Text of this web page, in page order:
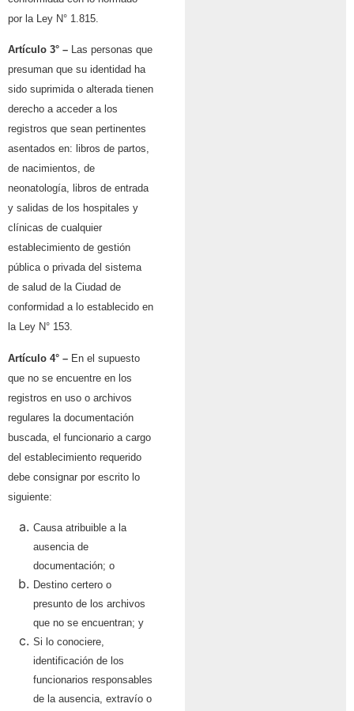
por la Ley N° 1.815.
Artículo 3° – Las personas que
presuman que su identidad ha
sido suprimida o alterada tienen
derecho a acceder a los
registros que sean pertinentes
asentados en: libros de partos,
de nacimientos, de
neonatología, libros de entrada
y salidas de los hospitales y
clínicas de cualquier
establecimiento de gestión
pública o privada del sistema
de salud de la Ciudad de
conformidad a lo establecido en
la Ley N° 153.
Artículo 4° – En el supuesto
que no se encuentre en los
registros en uso o archivos
regulares la documentación
buscada, el funcionario a cargo
del establecimiento requerido
debe consignar por escrito lo
siguiente:
Causa atribuible a la
ausencia de
documentación; o
Destino certero o
presunto de los archivos
que no se encuentran; y
Si lo conociere,
identificación de los
funcionarios responsables
de la ausencia, extravío o